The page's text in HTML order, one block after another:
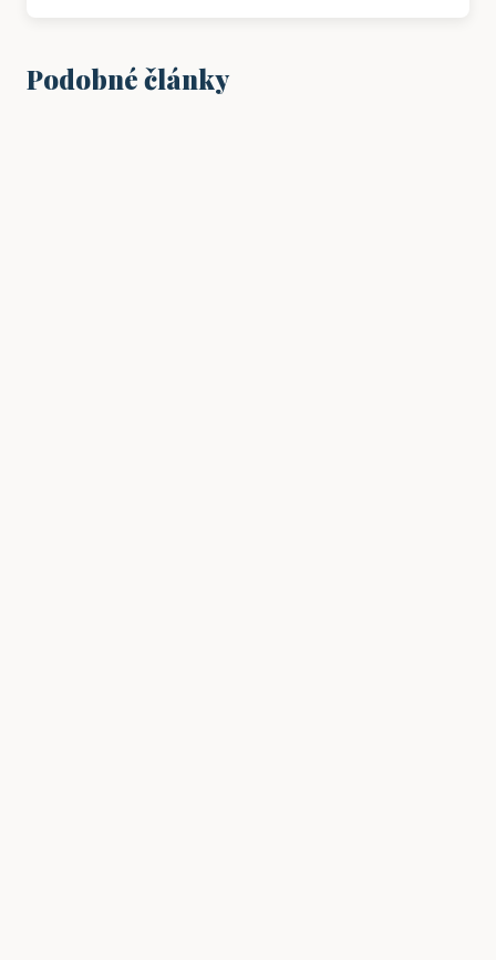
Podobné články